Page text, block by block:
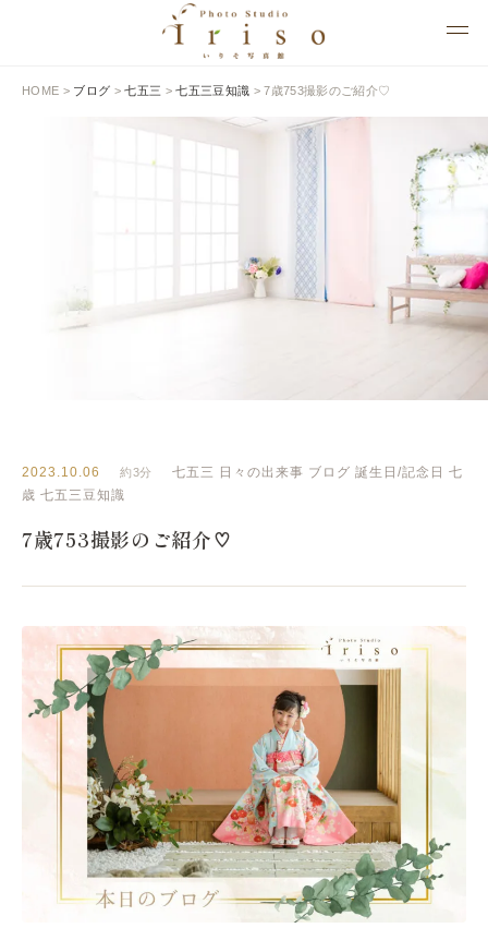
HOME > ブログ >七五三 >七五三豆知識 >7歳753撮影のご紹介♡
いりそ写真館ブログ
2023.10.06 約3分 七五三 日々の出来事 ブログ 誕生日/記念日 七
歳 七五三豆知識
7歳753撮影のご紹介♡